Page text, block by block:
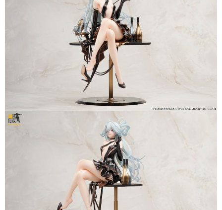
3.完整用戶服務條款，請詳閱以下連結： https://oppay.tw/userRule